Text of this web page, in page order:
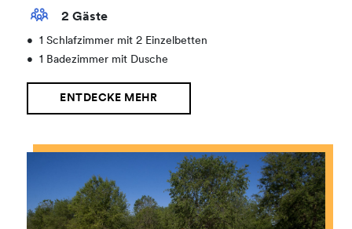
2 Gäste
•
1 Schlafzimmer mit 2 Einzelbetten
•
1 Badezimmer mit Dusche
ENTDECKE MEHR